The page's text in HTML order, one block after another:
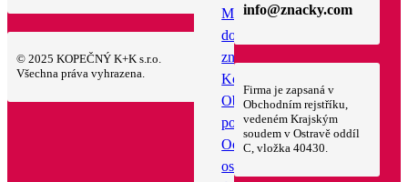
© 2025 KOPEČNÝ K+K s.r.o.
Všechna práva vyhrazena.
Montáž
dopravního
značení
Kontakt
Obchodní
podmínky
Ochrana
osobních
info@znacky.com
Firma je zapsaná v
Obchodním rejstříku,
vedeném Krajským
soudem v Ostravě oddíl
C, vložka 40430.